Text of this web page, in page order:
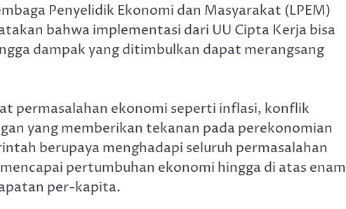
Penyelidik Ekonomi dan Masyarakat (LPEM)
bahwa implementasi dari UU Cipta Kerja bisa
dampak yang ditimbulkan dapat merangsang
permasalahan ekonomi seperti inflasi, konflik
yang memberikan tekanan pada perekonomian
berupaya menghadapi seluruh permasalahan
pertumbuhan ekonomi hingga di atas enam
per-kapita.